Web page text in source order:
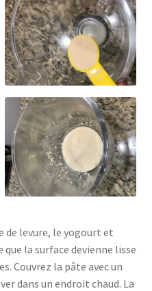
de levure, le yogourt et
que la surface devienne lisse
Couvrez la pâte avec un
dans un endroit chaud. La